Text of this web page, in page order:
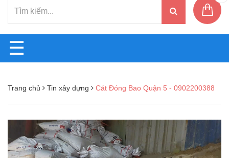
☰
Trang chủ Tin xây dựng Cát Đóng Bao Quận 5 - 0902200388